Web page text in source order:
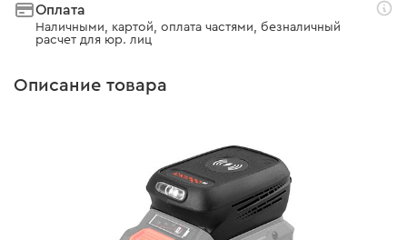
Оплата
Наличными, картой, оплата частями, безналичный
расчет для юр. лиц
Описание товара